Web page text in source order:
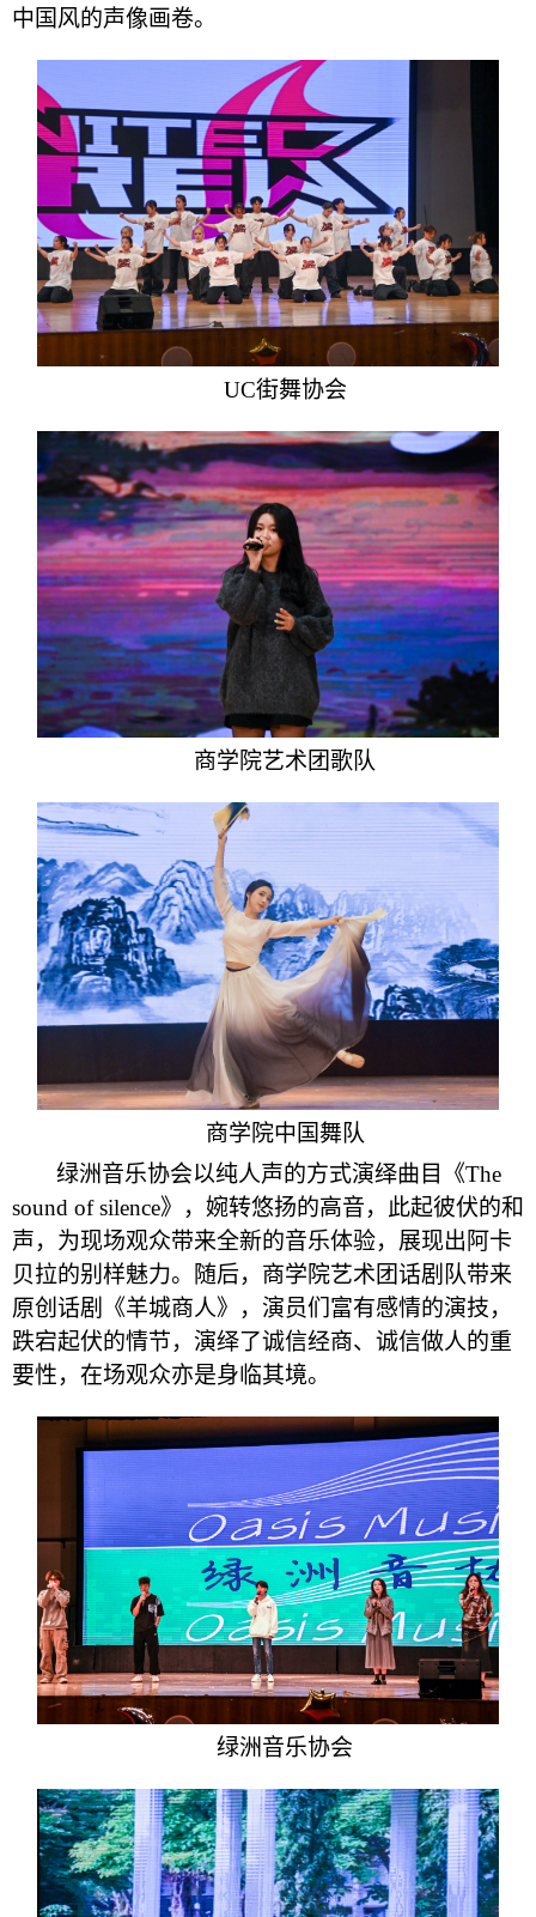
中国风的声像画卷。
UC街舞协会
商学院艺术团歌队
商学院中国舞队
绿洲音乐协会以纯人声的方式演绎曲目《The
sound of silence》，婉转悠扬的高音，此起彼伏的和
声，为现场观众带来全新的音乐体验，展现出阿卡
贝拉的别样魅力。随后，商学院艺术团话剧队带来
原创话剧《羊城商人》，演员们富有感情的演技，
跌宕起伏的情节，演绎了诚信经商、诚信做人的重
要性，在场观众亦是身临其境。
绿洲音乐协会